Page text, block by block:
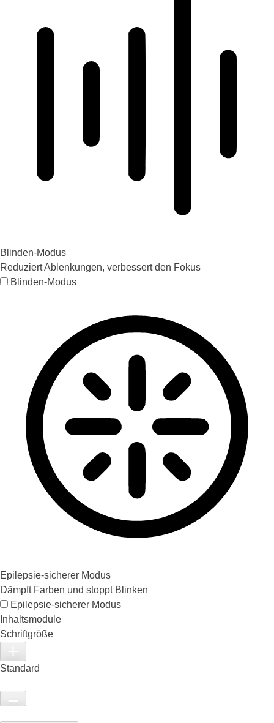
Blinden-Modus
Reduziert Ablenkungen, verbessert den Fokus
Blinden-Modus
Epilepsie-sicherer Modus
Dämpft Farben und stoppt Blinken
Epilepsie-sicherer Modus
Inhaltsmodule
Schriftgröße
Standard